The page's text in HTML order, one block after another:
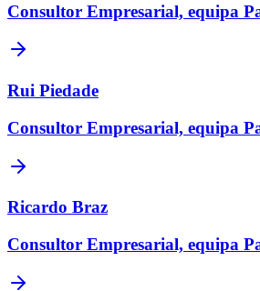
Consultor Empresarial, equipa
Rui Piedade
Consultor Empresarial, equipa
Ricardo Braz
Consultor Empresarial, equipa